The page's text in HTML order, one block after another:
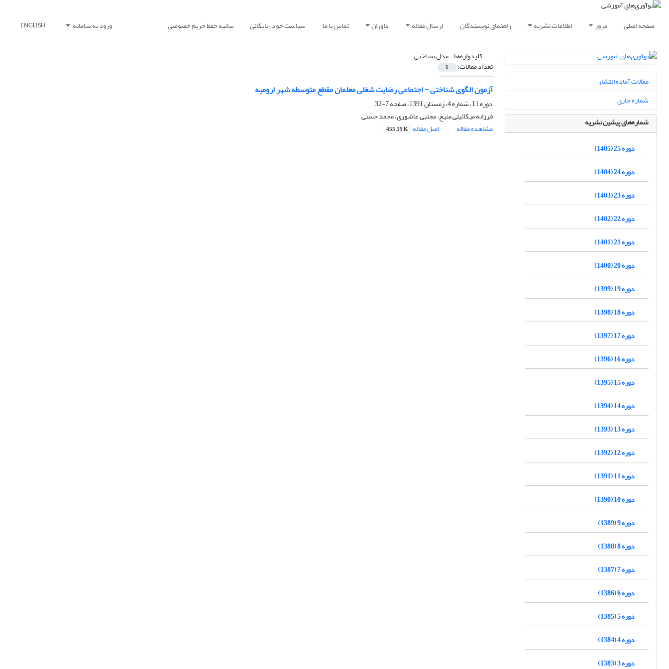
صفحه اصلی مرور اطلاعات نشریه راهنمای نویسندگان ارسال مقاله داوران تماس با ما سیاست خود-بایگانی بیانیه حفظ حریم خصوصی ورود به سامانه ENGLISH
کلیدواژه‌ها =مدل شناختی
تعداد مقالات: 1
آزمون الگوی شناختی - اجتماعی رضایت شغلی معلمان مقطع متوسطه شهر ارومیه
دوره 11، شماره 4، زمستان 1391، صفحه
7-32
فرزانه میکائیلی منیع، مجتبی عاشوری، محمد حسنی
مشاهده مقاله
اصل مقاله 455.15 K
مقالات آماده انتشار
شماره جاری
شماره‌های پیشین نشریه
دوره 25 (1405)
دوره 24 (1404)
دوره 23 (1403)
دوره 22 (1402)
دوره 21 (1401)
دوره 20 (1400)
دوره 19 (1399)
دوره 18 (1398)
دوره 17 (1397)
دوره 16 (1396)
دوره 15 (1395)
دوره 14 (1394)
دوره 13 (1393)
دوره 12 (1392)
دوره 11 (1391)
دوره 10 (1390)
دوره 9 (1389)
دوره 8 (1388)
دوره 7 (1387)
دوره 6 (1386)
دوره 5 (1385)
دوره 4 (1384)
دوره 3 (1383)